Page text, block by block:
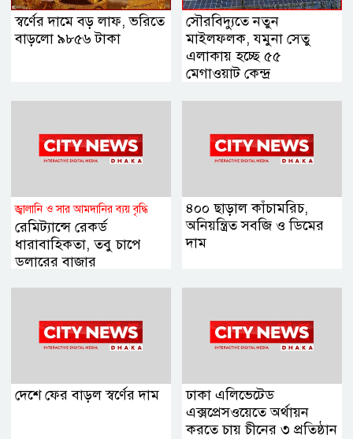
স্বর্ণের দামে বড় লাফ, ভরিতে
বাড়লো ৯৮৫৬ টাকা
সৌরবিদ্যুতে নতুন
মাইলফলক, যমুনা সেতু
এলাকায় হচ্ছে ৫৫
মেগাওয়াট কেন্দ্র
জ্বালানি ও সার আমদানির ব্যয় বৃদ্ধি
রেমিট্যান্সে রেকর্ড
ধারাবাহিকতা, তবু চাপে
ডলারের বাজার
৪০০ ছাড়াল কাঁচামরিচ,
অনিয়ন্ত্রিত সবজি ও ডিমের
দাম
দেশে ফের বাড়ল স্বর্ণের দাম
ঢাকা এলিভেটেড
এক্সপ্রেসওয়েতে অর্থায়ন
করতে চায় চীনের ৩ প্রতিষ্ঠান